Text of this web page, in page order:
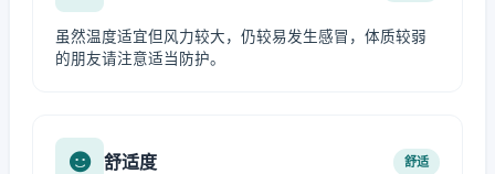
虽然温度适宜但风力较大，仍较易发生感冒，体质较弱
的朋友请注意适当防护。
舒适度 舒适